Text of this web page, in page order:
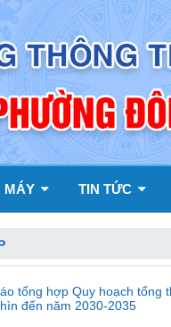
MÁY TIN TỨC
tổng hợp Quy hoạch tổng
đến năm 2030-2035